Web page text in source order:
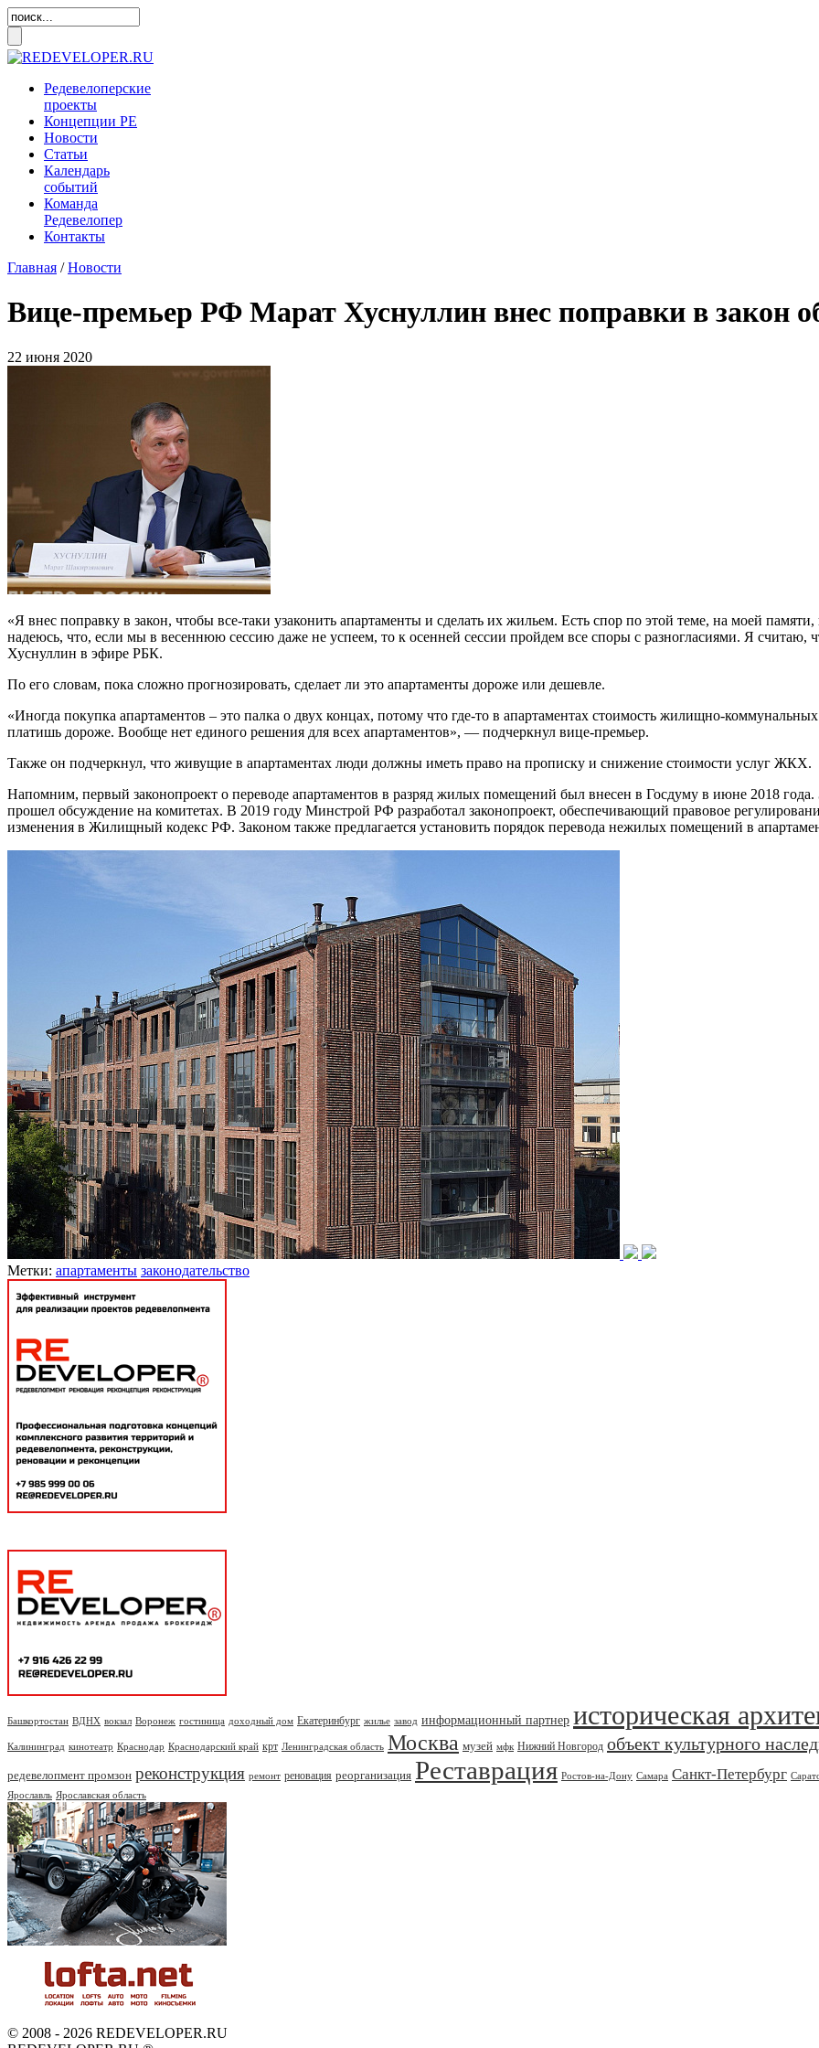
Редевелоперские
проекты
Концепции РЕ
Новости
Статьи
Календарь
событий
Команда
Редевелопер
Контакты
Главная /Новости
Вице-премьер РФ Марат Хуснуллин внес поправки в закон
22 июня 2020
«Я внес поправку в закон, чтобы все-таки узаконить апартаменты и сделать их жильем. Есть спор по этой теме, на моей
надеюсь, что, если мы в весеннюю сессию даже не успеем, то к осенней сессии пройдем все споры с разногласиями. Я считаю,
Хуснуллин в эфире РБК.
По его словам, пока сложно прогнозировать, сделает ли это апартаменты дороже или дешевле.
«Иногда покупка апартаментов – это палка о двух концах, потому что где-то в апартаментах стоимость жилищно-
платишь дороже. Вообще нет единого решения для всех апартаментов», — подчеркнул вице-премьер.
Также он подчеркнул, что живущие в апартаментах люди должны иметь право на прописку и снижение стоимости услуг ЖКХ.
Напомним, первый законопроект о переводе апартаментов в разряд жилых помещений был внесен в Госдуму в июне 2018 года.
прошел обсуждение на комитетах. В 2019 году Минстрой РФ разработал законопроект, обеспечивающий правовое
изменения в Жилищный кодекс РФ. Законом также предлагается установить порядок перевода нежилых помещений в
Метки: апартаменты законодательство
Башкортостан ВДНХ вокзал Воронеж гостиница доходный дом Екатеринбург жилье завод информационный партнер историческая
Калининград кинотеатр Краснодар Краснодарский край крт Ленинградская область Москва музей мфк Нижний Новгород объект культурного
редевелопмент промзон реконструкция ремонт реновация реорганизация Реставрация Ростов-на-Дону Самара Санкт-Петербург
Ярославль Ярославская область
© 2008 - 2026 REDEVELOPER.RU